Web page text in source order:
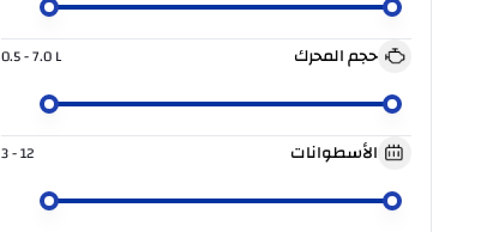
حجم المحرك 0.5 - 7.0L
الأسطوانات 3 - 12